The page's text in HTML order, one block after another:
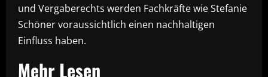
und Vergaberechts werden Fachkräfte wie Stefanie
Schöner voraussichtlich einen nachhaltigen
Einfluss haben.
Mehr Lesen